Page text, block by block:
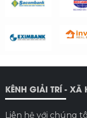
KÊNH GIẢI TRÍ - XÃ
Liên hệ với chúng